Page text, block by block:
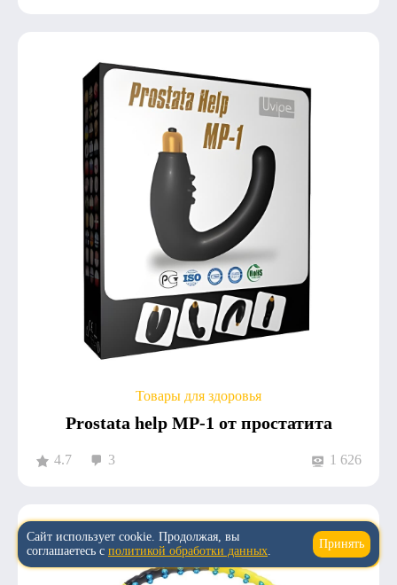
Товары для здоровья
Prostata help MP-1 от простатита
4.7 3 1 626
↑
Сайт использует cookie. Продолжая, вы
соглашаетесь с политикой обработки данных.
Принять